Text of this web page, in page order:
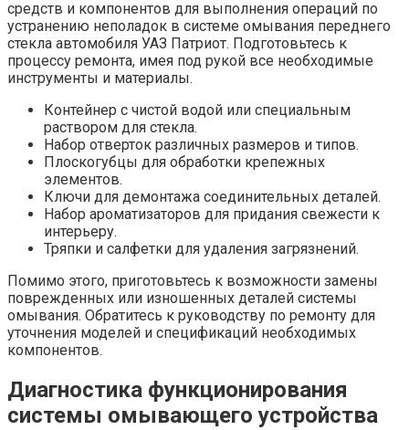
средств и компонентов для выполнения операций по
устранению неполадок в системе омывания переднего
стекла автомобиля УАЗ Патриот. Подготовьтесь к
процессу ремонта, имея под рукой все необходимые
инструменты и материалы.
Контейнер с чистой водой или специальным
раствором для стекла.
Набор отверток различных размеров и типов.
Плоскогубцы для обработки крепежных
элементов.
Ключи для демонтажа соединительных деталей.
Набор ароматизаторов для придания свежести к
интерьеру.
Тряпки и салфетки для удаления загрязнений.
Помимо этого, приготовьтесь к возможности замены
поврежденных или изношенных деталей системы
омывания. Обратитесь к руководству по ремонту для
уточнения моделей и спецификаций необходимых
компонентов.
Диагностика функционирования
системы омывающего устройства